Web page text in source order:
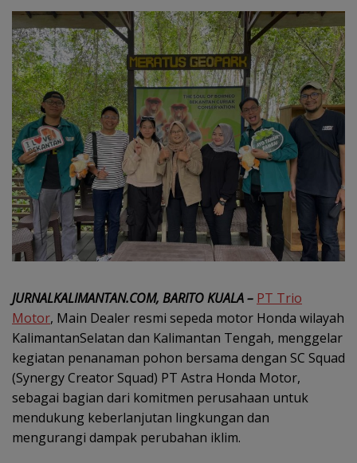
JURNALKALIMANTAN.COM, BARITO KUALA – PT Trio
Motor, Main Dealer resmi sepeda motor Honda wilayah
KalimantanSelatan dan Kalimantan Tengah, menggelar
kegiatan penanaman pohon bersama dengan SC Squad
(Synergy Creator Squad) PT Astra Honda Motor,
sebagai bagian dari komitmen perusahaan untuk
mendukung keberlanjutan lingkungan dan
mengurangi dampak perubahan iklim.